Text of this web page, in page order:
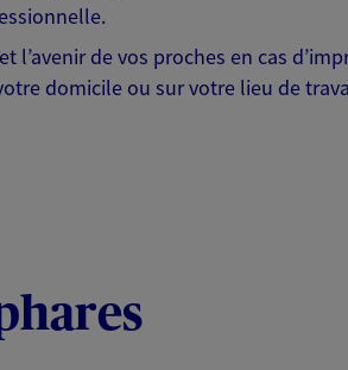
de vos proches en cas
domicile ou sur votre lieu de